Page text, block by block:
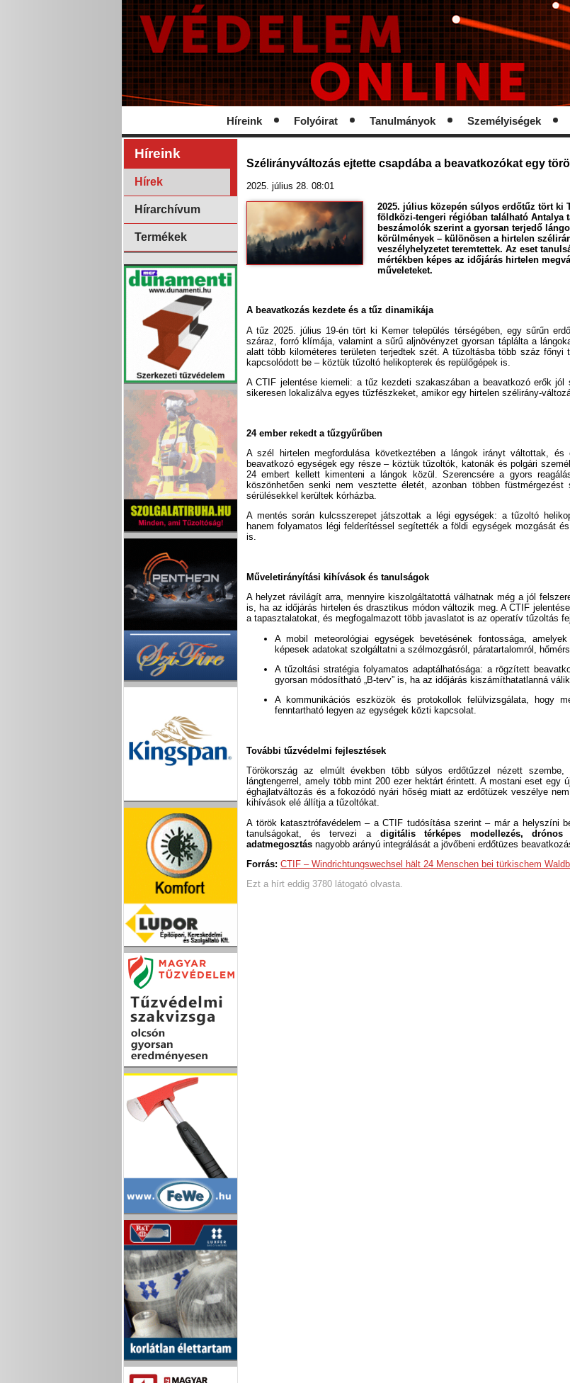
Híreink Folyóirat Tanulmányok Személyiségek
Híreink
Hírek
Hírarchívum
Termékek
Szélirányváltozás ejtette csapdába a beavatkozókat egy
2025. július 28. 08:01
2025. július közepén súlyos erdőtűz tört ki
földközi-tengeri régióban található Antalya
beszámolók szerint a gyorsan terjedő
körülmények – különösen a hirtelen
veszélyhelyzetet teremtettek. Az eset
mértékben képes az időjárás hirtelen
műveleteket.
A beavatkozás kezdete és a tűz dinamikája
A tűz 2025. július 19-én tört ki Kemer település térségében, egy sűrűn
száraz, forró klímája, valamint a sűrű aljnövényzet gyorsan táplálta a
alatt több kilométeres területen terjedtek szét. A tűzoltásba több száz főnyi
kapcsolódott be – köztük tűzoltó helikopterek és repülőgépek is.
A CTIF jelentése kiemeli: a tűz kezdeti szakaszában a beavatkozó erők jól
sikeresen lokalizálva egyes tűzfészkeket, amikor egy hirtelen szélirány-
24 ember rekedt a tűzgyűrűben
A szél hirtelen megfordulása következtében a lángok irányt váltottak,
beavatkozó egységek egy része – köztük tűzoltók, katonák és polgári
24 embert kellett kimenteni a lángok közül. Szerencsére a gyors
köszönhetően senki nem vesztette életét, azonban többen füstmérgezést
sérülésekkel kerültek kórházba.
A mentés során kulcsszerepet játszottak a légi egységek: a tűzoltó
hanem folyamatos légi felderítéssel segítették a földi egységek mozgását
is.
Műveletirányítási kihívások és tanulságok
A helyzet rávilágít arra, mennyire kiszolgáltatottá válhatnak még a jól
is, ha az időjárás hirtelen és drasztikus módon változik meg. A CTIF
a tapasztalatokat, és megfogalmazott több javaslatot is az operatív tűzoltás
A mobil meteorológiai egységek bevetésének fontossága,
képesek adatokat szolgáltatni a szélmozgásról, páratartalomról,
A tűzoltási stratégia folyamatos adaptálhatósága: a rögzített
gyorsan módosítható „B-terv” is, ha az időjárás kiszámíthatatlanná válik.
A kommunikációs eszközök és protokollok felülvizsgálata, hogy
fenntartható legyen az egységek közti kapcsolat.
További tűzvédelmi fejlesztések
Törökország az elmúlt években több súlyos erdőtűzzel nézett szembe,
lángtengerrel, amely több mint 200 ezer hektárt érintett. A mostani eset egy
éghajlatváltozás és a fokozódó nyári hőség miatt az erdőtüzek veszélye
kihívások elé állítja a tűzoltókat.
A török katasztrófavédelem – a CTIF tudósítása szerint – már a helyszíni
tanulságokat, és tervezi a digitális térképes modellezés,
adatmegosztás nagyobb arányú integrálását a jövőbeni erdőtüzes
Forrás: CTIF – Windrichtungswechsel hält 24 Menschen bei türkischem
Ezt a hírt eddig 3780 látogató olvasta.